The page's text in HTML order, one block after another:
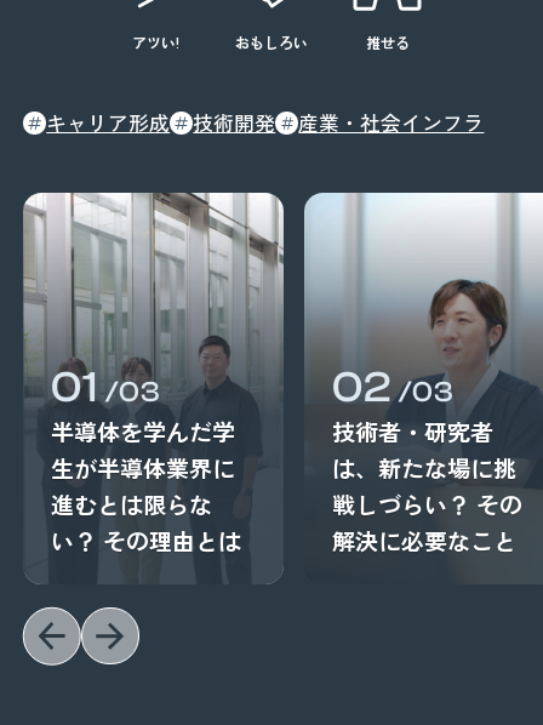
アツい! おもしろい 推せる
キャリア形成 技術開発 産業・社会インフラ
01 /03
半導体を学んだ学
生が半導体業界に
進むとは限らな
い？ その理由とは
02 /03
技術者・研究者
は、新たな場に挑
戦しづらい？ その
解決に必要なこと